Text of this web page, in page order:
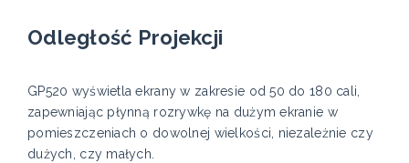
Odległość Projekcji
GP520 wyświetla ekrany w zakresie od 50 do 180 cali,
zapewniając płynną rozrywkę na dużym ekranie w
pomieszczeniach o dowolnej wielkości, niezależnie czy
dużych, czy małych.